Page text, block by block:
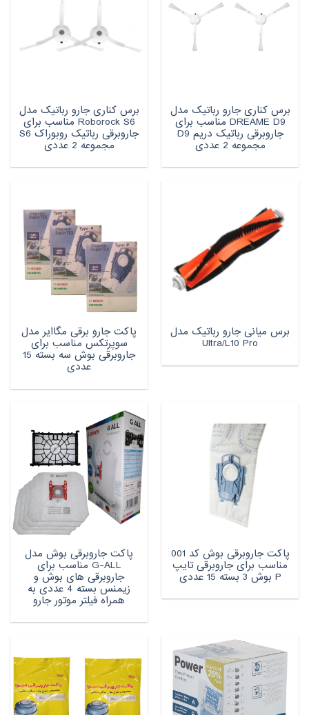
برس کناری جارو رباتیک مدل
DREAME D9 مناسب برای
جاروبرقی رباتیک دریم D9
مجموعه 2 عددی
برس کناری جارو رباتیک مدل
Roborock S6 مناسب برای
جاروبرقی رباتیک روبوراک S6
مجموعه 2 عددی
برس میانی جارو رباتیک مدل
Ultra/L10 Pro
پاکت جارو برقی مگاایر مدل
سوپرتکس مناسب برای
جاروبرقی بوش سه بسته 15
عددی
پاکت جاروبرقی بوش کد 001
مناسب برای جاروبرقی تایپ
P بوش 3 بسته 15 عددی
پاکت جاروبرقی بوش مدل
G-ALL مناسب برای
جاروبرقی های بوش و
زیمنس بسته 4 عددی به
همراه فیلتر موتور جارو